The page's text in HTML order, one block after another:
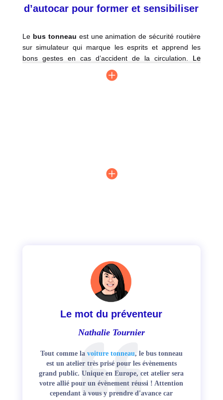
d’autocar pour former et sensibiliser
Le bus tonneau est une animation de sécurité routière
sur simulateur qui marque les esprits et apprend les
bons gestes en cas d’accident de la circulation. Le
simulateur de renversement d’autocar
formation-animation innovante destinée à plusieurs
les SDIS
- Un atelier sécurité routière pédagogique et unique
passagers comme les écoliers :
(ré)apprendre les points fondamentaux qui composent
la sécurité à bord d’un autocar (port de la ceinture de
sécurité, rangement d’objets encombrants tels qu’un
sac, issues de secours…) et comprendre les limites
Découvrez notre autre atelier, lavoiture tonneau
atelier parfait pour se distinguer lors des journées de
sécurité en entreprise.
Le mot du préventeur
Nathalie Tournier
Tout comme la voiture tonneau, le bus tonneau
est un atelier très prisé pour les évènements
grand public. Unique en Europe, cet atelier sera
votre allié pour un évènement réussi ! Attention
cependant à vous y prendre d'avance car